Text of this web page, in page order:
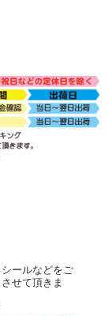
ールなどをご
せて頂きま